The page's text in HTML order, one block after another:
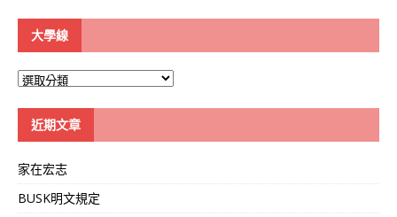
大學線
大
近期文章
家在宏志
BUSK明文規定